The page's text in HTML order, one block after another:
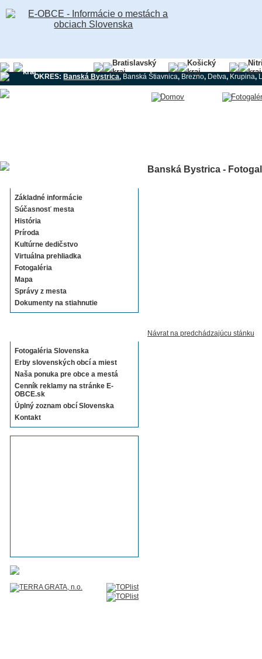
kraj
Bratislavský
kraj
Košický
kraj
kraj
OKRES: Banská Bystrica,Banská Štiavnica, Brezno, Detva, Krupina,
Základné informácie
Súčasnosť mesta
História
Príroda
Kultúrne dedičstvo
Virtuálna prehliadka
Fotogaléria
Mapa
Správy z mesta
Dokumenty na stiahnutie
Fotogaléria Slovenska
Erby slovenských obcí a miest
Naša ponuka pre obce a mestá
Cenník reklamy na stránke E-
OBCE.sk
Úplný zoznam obcí Slovenska
Kontakt
Banská Bystrica -
Návrat na predchádzajúcu stánku